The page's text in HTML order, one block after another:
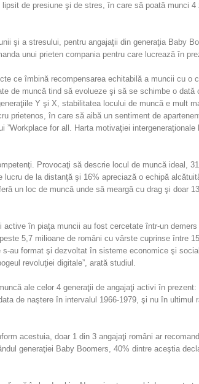
de presiune şi de stres, în care să poată munci
şi a stresului, pentru angajaţii din generaţia Baby
unui prieten compania pentru care lucrează în
ce îmbină recompensarea echitabilă a muncii cu o
de muncă tind să evolueze şi să se schimbe o
Y şi X, stabilitatea locului de muncă e mult
în care să aibă un sentiment de
for all. Harta motivaţiei
Provocaţi să descrie locul de muncă ideal,
de la distanţă şi 16% apreciază o echipă
un loc de muncă unde să meargă cu drag şi doar
în piaţa muncii au fost cercetate într-un
5,7 milioane de români cu vârste cuprinse între
au format şi dezvoltat în sisteme economice şi
revoluţiei digitale”, arată studiul.
ale celor 4 generaţii de angajaţi activi în
de naştere în intervalul 1966-1979, şi nu în ultimul
acestuia, doar 1 din 3 angajaţi români ar
generaţiei Baby Boomers, 40% dintre aceştia